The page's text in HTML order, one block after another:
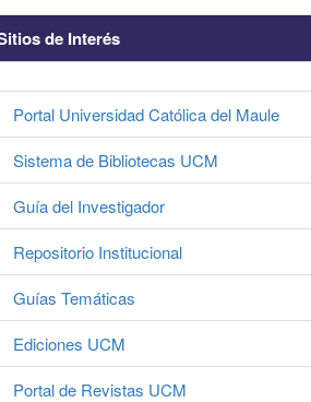
de Interés
Portal Universidad Católica del Maule
Sistema de Bibliotecas UCM
Guía del Investigador
Repositorio Institucional
Guías Temáticas
Ediciones UCM
Portal de Revistas UCM